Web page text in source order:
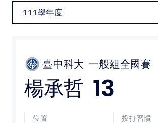
球隊與球員
比賽場地
最新消息
臺中科大 一般組全國賽
楊承哲 13
位置 投打習慣